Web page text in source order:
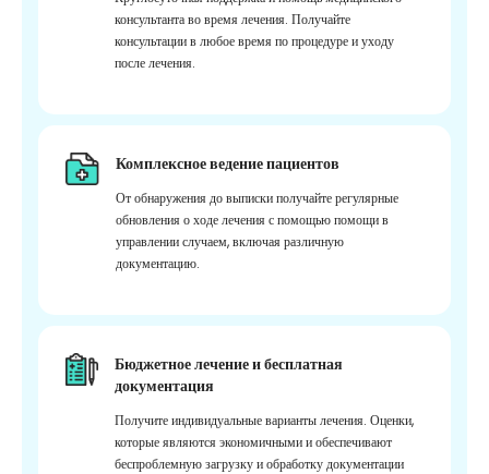
консультанта во время лечения. Получайте
консультации в любое время по процедуре и уходу
после лечения.
Комплексное ведение пациентов
От обнаружения до выписки получайте регулярные
обновления о ходе лечения с помощью помощи в
управлении случаем, включая различную
документацию.
Бюджетное лечение и бесплатная
документация
Получите индивидуальные варианты лечения. Оценки,
которые являются экономичными и обеспечивают
беспроблемную загрузку и обработку документации